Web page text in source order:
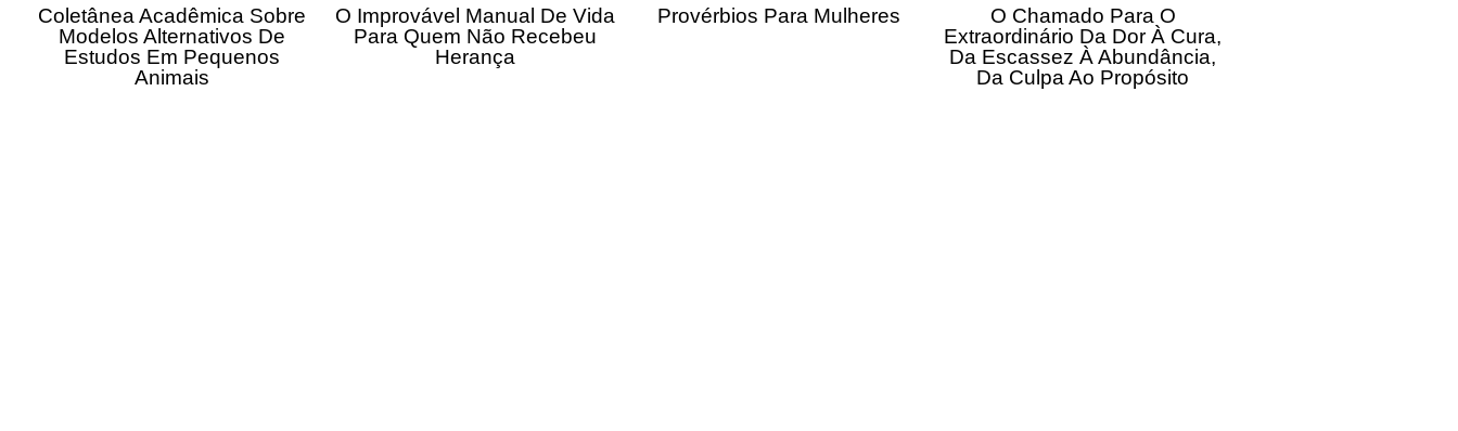
Coletânea Acadêmica Sobre
Modelos Alternativos De
Estudos Em Pequenos
Animais
O Improvável Manual De Vida
Para Quem Não Recebeu
Herança
Provérbios Para Mulheres
O Chamado Para O
Extraordinário Da Dor À Cura,
Da Escassez À Abundância,
Da Culpa Ao Propósito